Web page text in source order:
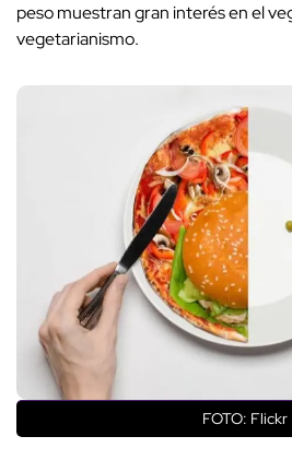
peso muestran gran interés en el
vegetarianismo.
FOTO: Flickr